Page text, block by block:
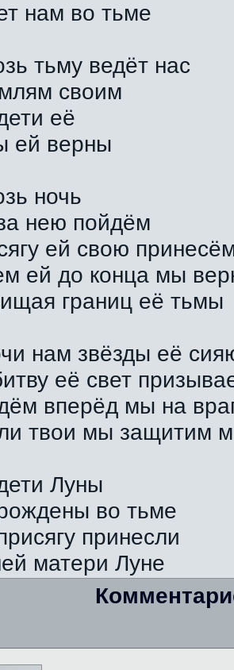
нам во тьме
тьму ведёт нас
своим
её
ей верны
ночь
нею пойдём
ей свою
ей до конца мы
границ её тьмы
нам звёзды её
её свет
вперёд мы на
твои мы защитим
Луны
во тьме
принесли
матери Луне